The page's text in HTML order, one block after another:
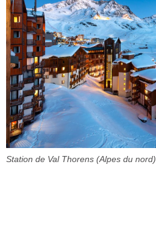
Station de Val Thorens (Alpes du nord)